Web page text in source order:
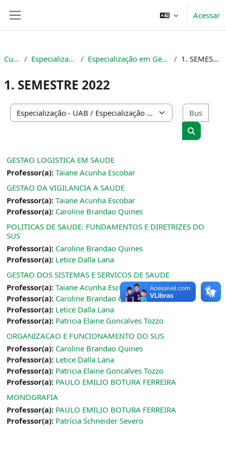
Acessar
Cursos Especialização - UAB Especialização em Gestão em Saúde 1. SEMESTRE 2022
1. SEMESTRE 2022
Categorias de Cursos
Buscar
GESTAO LOGISTICA EM SAUDE
Professor(a): Taiane Acunha Escobar
GESTAO DA VIGILANCIA A SAUDE
Professor(a): Taiane Acunha Escobar
Professor(a): Caroline Brandao Quines
POLITICAS DE SAUDE: FUNDAMENTOS E DIRETRIZES DO
SUS
Professor(a): Caroline Brandao Quines
Professor(a): Letice Dalla Lana
GESTAO DOS SISTEMAS E SERVICOS DE SAUDE
Professor(a): Taiane Acunha Escobar
Professor(a): Caroline Brandao Quines
Professor(a): Letice Dalla Lana
Professor(a): Patricia Elaine Goncalves Tozzo
ORGANIZACAO E FUNCIONAMENTO DO SUS
Professor(a): Caroline Brandao Quines
Professor(a): Letice Dalla Lana
Professor(a): Patricia Elaine Goncalves Tozzo
Professor(a): PAULO EMILIO BOTURA FERREIRA
MONOGRAFIA
Professor(a): PAULO EMILIO BOTURA FERREIRA
Professor(a): Patrícia Schneider Severo